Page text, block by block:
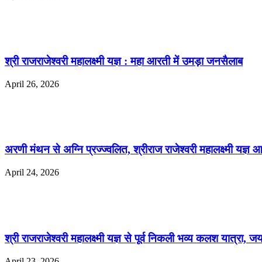
श्री राजराजेश्वरी महालक्ष्मी यज्ञ : महा आरती में उमड़ा जनसैलाब
April 26, 2026
अरणी मंथन से अग्नि प्रज्ज्वलित, श्रीराज राजेश्वरी महालक्ष्मी यज्ञ
April 24, 2026
श्री राजराजेश्वरी महालक्ष्मी यज्ञ से पूर्व निकली भव्य कलश यात्रा,